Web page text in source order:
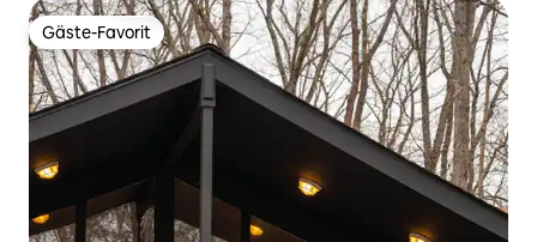
Gäste-Favorit
Gäste-Favorit